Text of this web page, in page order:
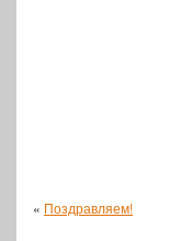
« Поздравляем!